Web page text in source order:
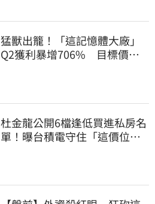
猛獸出籠！「這記憶體大廠」
Q2獲利暴增706% 目標價上
杜金龍公開6檔逢低買進私房名
單！曝台積電守住「這價位」